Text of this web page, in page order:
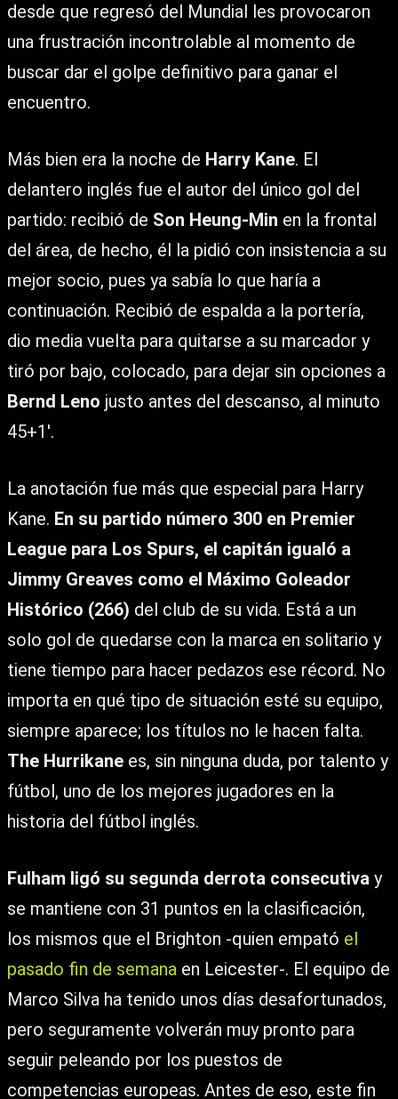
desde que regresó del Mundial les provocaron
una frustración incontrolable al momento de
buscar dar el golpe definitivo para ganar el
encuentro.
Más bien era la noche de Harry Kane. El
delantero inglés fue el autor del único gol del
partido: recibió de Son Heung-Min en la frontal
del área, de hecho, él la pidió con insistencia a su
mejor socio, pues ya sabía lo que haría a
continuación. Recibió de espalda a la portería,
dio media vuelta para quitarse a su marcador y
tiró por bajo, colocado, para dejar sin opciones a
Bernd Leno justo antes del descanso, al minuto
45+1′.
La anotación fue más que especial para Harry
Kane. En su partido número 300 en Premier
League para Los Spurs, el capitán igualó a
Jimmy Greaves como el Máximo Goleador
Histórico (266) del club de su vida. Está a un
solo gol de quedarse con la marca en solitario y
tiene tiempo para hacer pedazos ese récord. No
importa en qué tipo de situación esté su equipo,
siempre aparece; los títulos no le hacen falta.
The Hurrikane es, sin ninguna duda, por talento y
fútbol, uno de los mejores jugadores en la
historia del fútbol inglés.
Fulham ligó su segunda derrota consecutiva y
se mantiene con 31 puntos en la clasificación,
los mismos que el Brighton -quien empató el
pasado fin de semana en Leicester-. El equipo de
Marco Silva ha tenido unos días desafortunados,
pero seguramente volverán muy pronto para
seguir peleando por los puestos de
competencias europeas. Antes de eso, este fin